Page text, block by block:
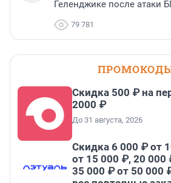
Геленджике после атаки
79 781
Скидка 500 ₽ на
2000 ₽
До 31 августа, 2026
Скидка 6 000 ₽ от
от 15 000 ₽, 20 000
35 000 ₽ от 50 000